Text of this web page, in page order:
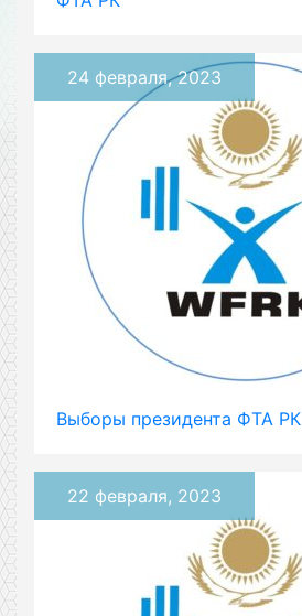
Выборы президента ФТА РК
24 февраля, 2023
22 февраля, 2023